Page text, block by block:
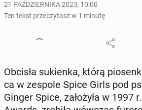
21 PAŹDZIERNIKA 2023, 10:00
Ten tekst przeczytasz w 1 minutę
Obcisła su­kien­ka, którą
ca w zespole Spice Girls pod
Ginger Spice, za­ło­ży­ła w 1997